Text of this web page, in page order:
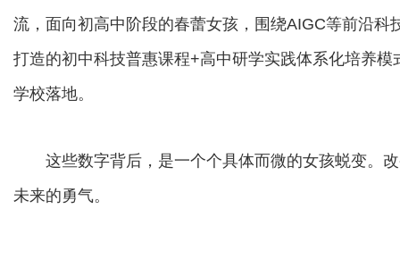
流，面向初高中阶段的春蕾女孩，围绕AIGC等前沿
打造的初中科技普惠课程+高中研学实践体系化培养
学校落地。
这些数字背后，是一个个具体而微的女孩蜕变。改
未来的勇气。